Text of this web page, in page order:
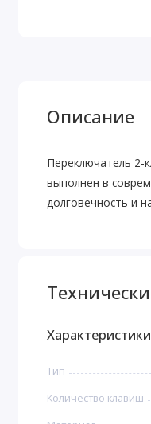
Описание
Переключатель 2-
выполнен в
долговечность и
Характеристики
Тип
Количество клавиш